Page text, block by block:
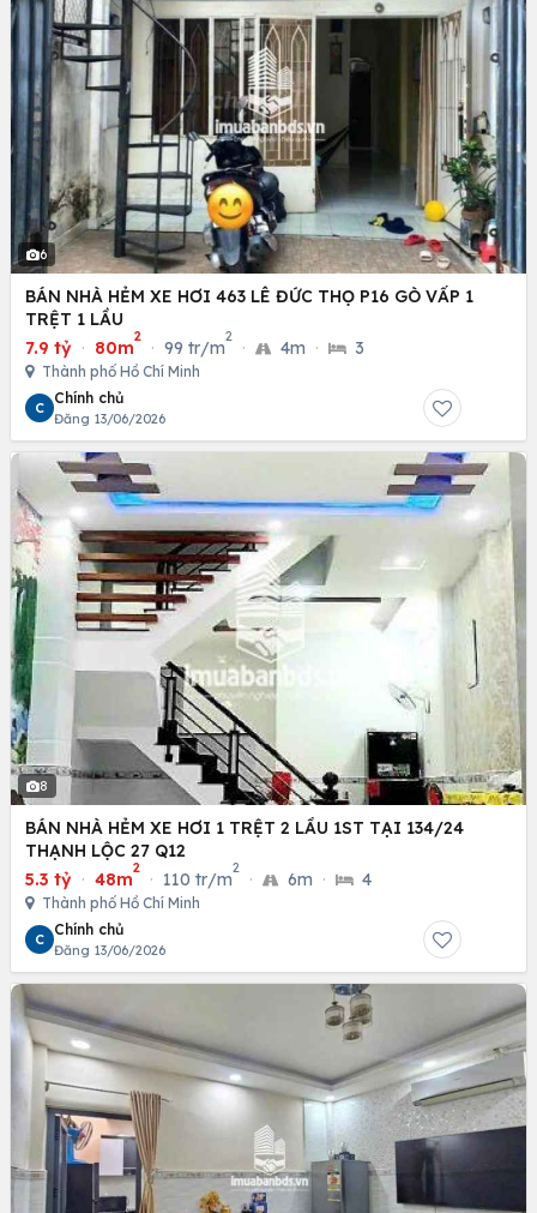
6
BÁN NHÀ HẺM XE HƠI 463 LÊ ĐỨC THỌ P16 GÒ VẤP 1
TRỆT 1 LẦU
7.9 tỷ · 80m
2
· 99 tr/m
2
· 4m · 3
Thành phố Hồ Chí Minh
C
Chính chủ
Đăng 13/06/2026
8
BÁN NHÀ HẺM XE HƠI 1 TRỆT 2 LẦU 1ST TẠI 134/24
THẠNH LỘC 27 Q12
5.3 tỷ · 48m
2
· 110 tr/m
2
· 6m · 4
Thành phố Hồ Chí Minh
C
Chính chủ
Đăng 13/06/2026